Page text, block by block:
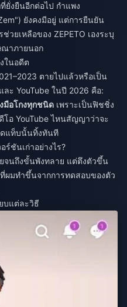
งยืนอีกต่อไป กำแพง
ยังคงมีอยู่ แต่การยืนยัน
วยเหลือของ ZEPETO เองระบุ
ณาภายนอก
ในอดีต
ตายไปแล้วหรือเป็น
ะ YouTube ในปี 2026 คือ:
มือโกงทุกชนิด เพราะเป็นฟิชชิ่ง
อ YouTube ไหนสัญญาว่าจะ
ดแท็บนั้นทิ้งทันที
ร์ชันเก่าอย่างไร?
ยจนถึงขั้นพังทลาย แต่ตึงตัวขึ้น
ผมทำขึ้นจากการทดสอบของตัว
บแต่ละวิธี